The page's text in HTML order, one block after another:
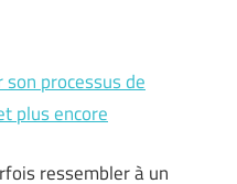
processus de
plus encore
ressembler à un